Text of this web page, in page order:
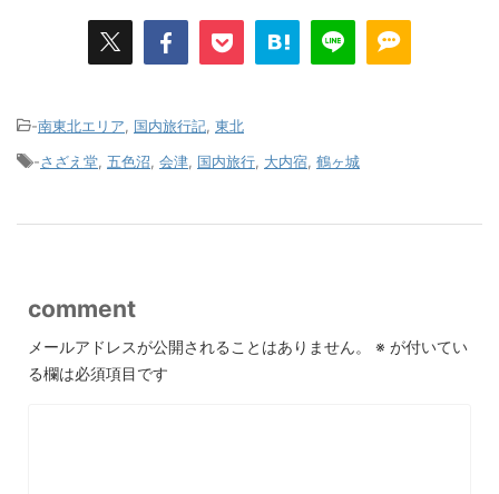
-南東北エリア 国内旅行記 東北
-さざえ堂 五色沼 会津 国内旅行 大内宿 鶴ヶ城
comment
メールアドレスが公開されることはありません。 ※ が付いてい
る欄は必須項目です